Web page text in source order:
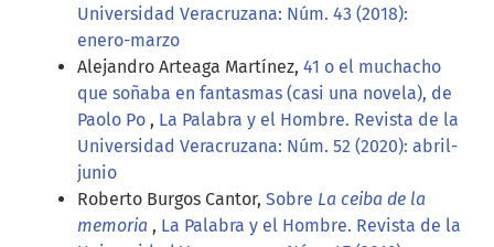
Universidad Veracruzana: Núm. 43 (2018):
enero-marzo
Alejandro Arteaga Martínez, 41 o el muchacho
que soñaba en fantasmas (casi una novela), de
Paolo Po , La Palabra y el Hombre. Revista de la
Universidad Veracruzana: Núm. 52 (2020): abril-
junio
Roberto Burgos Cantor, Sobre La ceiba de la
memoria , La Palabra y el Hombre. Revista de la